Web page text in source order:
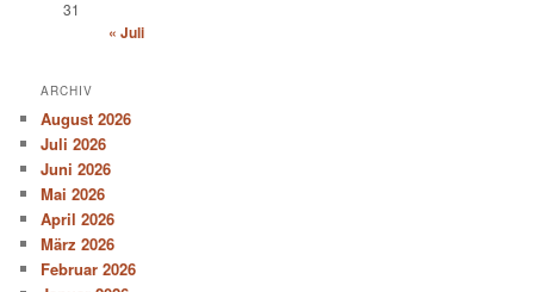
31
« Juli
ARCHIV
August 2026
Juli 2026
Juni 2026
Mai 2026
April 2026
März 2026
Februar 2026